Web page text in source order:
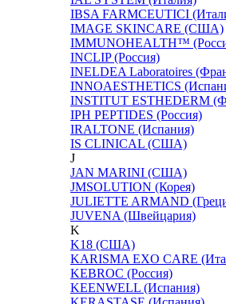
IBSA FARMCEUTICI
IMAGE SKINCARE (США)
IMMUNOHEALTH™
INCLIP (Россия)
INELDEA Laboratoires
INNOAESTHETICS
INSTITUT ESTHEDERM
IPH PEPTIDES (Россия)
IRALTONE (Испания)
IS CLINICAL (США)
J
JAN MARINI (США)
JMSOLUTION (Корея)
JULIETTE ARMAND
JUVENA (Швейцария)
K
K18 (США)
KARISMA EXO CARE
KEBROC (Россия)
KEENWELL (Испания)